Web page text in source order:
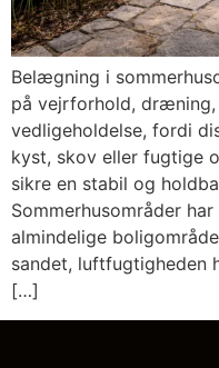
Belægning i
på vejrforhold,
vedligeholdelse, fordi
kyst, skov eller fugtige
sikre en stabil og
Sommerhusområder
almindelige
sandet, luftfugtigheden
[…]